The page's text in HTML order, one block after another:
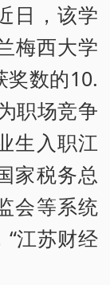
日，该学
梅西大学
奖数的10.
职场竞争
生入职江
家税务总
会等系统
江苏财经